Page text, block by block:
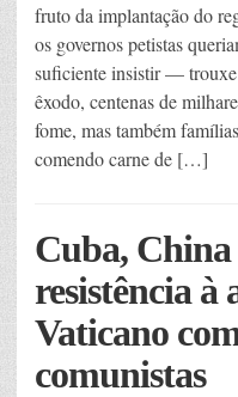
fruto da implantação do
os governos petistas
suficiente insistir — trouxe
êxodo, centenas de
fome, mas também
comendo carne de […]
Cuba,
resistência à
Vaticano
comunistas